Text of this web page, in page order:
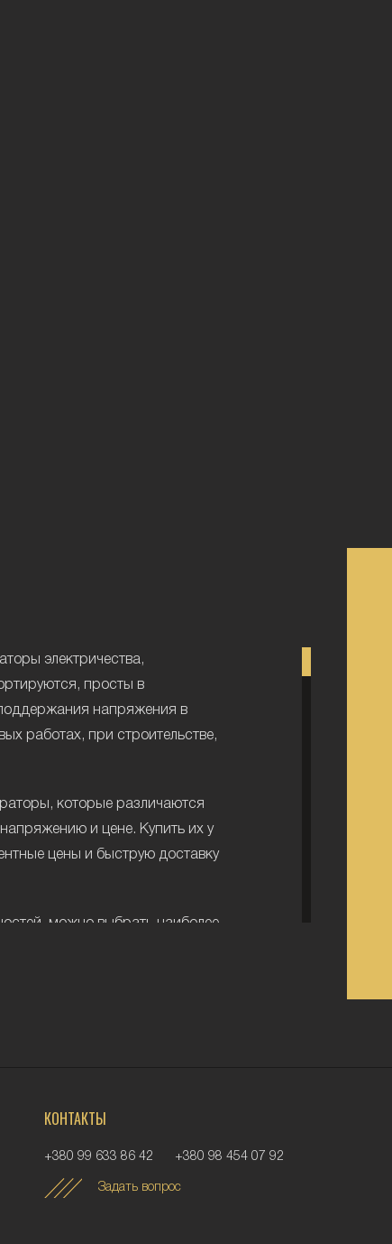
электричества,
просты в
поддержания напряжения в
работах, при строительстве,
которые различаются
и цене. Купить их у
цены и быструю доставку
можно выбрать наиболее
используется бензин).
используется дизельное
разных
КОНТАКТЫ
+380 99 633 86 42 +380 98 454 07 92
Задать вопрос